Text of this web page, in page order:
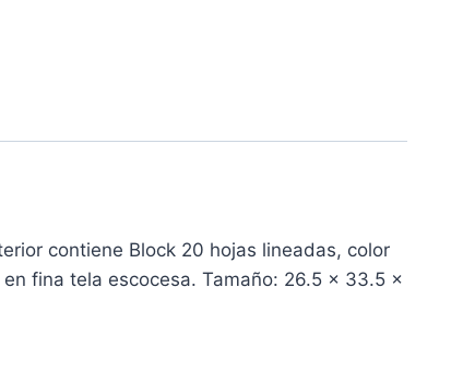
contiene Block 20 hojas lineadas, color
fina tela escocesa. Tamaño: 26.5 x 33.5 x